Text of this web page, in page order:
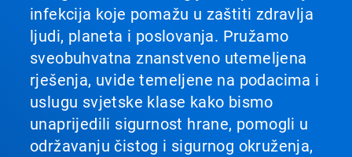
infekcija koje pomažu u zaštiti zdravlja
ljudi, planeta i poslovanja. Pružamo
sveobuhvatna znanstveno utemeljena
rješenja, uvide temeljene na podacima i
uslugu svjetske klase kako bismo
unaprijedili sigurnost hrane, pomogli u
održavanju čistog i sigurnog okruženja,